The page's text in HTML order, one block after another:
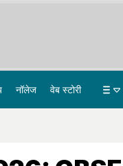
नॉलेज वेब स्टोरी